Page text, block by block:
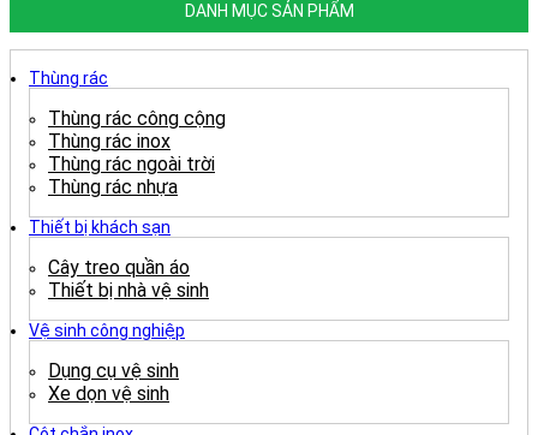
DANH MỤC SẢN PHẨM
Thùng rác
Thùng rác công cộng
Thùng rác inox
Thùng rác ngoài trời
Thùng rác nhựa
Thiết bị khách sạn
Cây treo quần áo
Thiết bị nhà vệ sinh
Vệ sinh công nghiệp
Dụng cụ vệ sinh
Xe dọn vệ sinh